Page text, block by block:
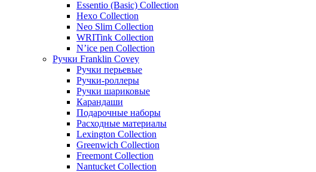
Essentio (Basic) Collection
Hexo Collection
Neo Slim Collection
WRITink Collection
N’ice pen Collection
Ручки Franklin Covey
Ручки перьевые
Ручки-роллеры
Ручки шариковые
Карандаши
Подарочные наборы
Расходные материалы
Lexington Collection
Greenwich Collection
Freemont Collection
Nantucket Collection